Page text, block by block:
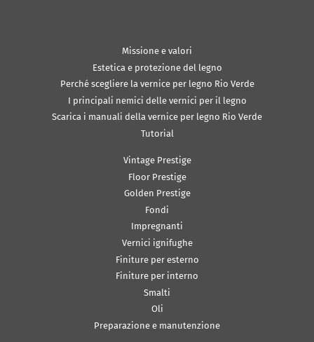
Missione e valori
Estetica e protezione del legno
Perché scegliere la vernice per legno Rio Verde
I principali nemici delle vernici per il legno
Scarica i manuali della vernice per legno Rio Verde
Tutorial
Vintage Prestige
Floor Prestige
Golden Prestige
Fondi
Impregnanti
Vernici ignifughe
Finiture per esterno
Finiture per interno
Smalti
Oli
Preparazione e manutenzione